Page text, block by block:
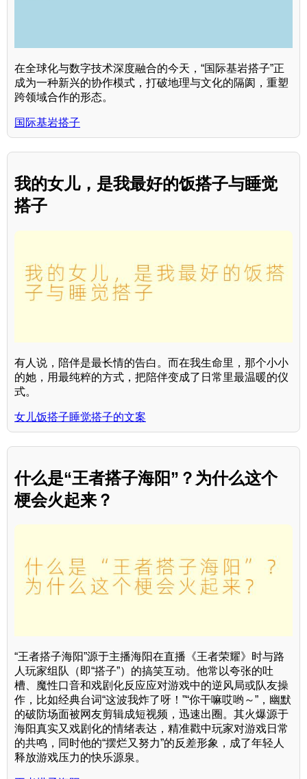
在全球化与数字技术深度融合的今天，“国际基岩搭子”正
成为一种新兴的协作模式，打破地理与文化的隔阂，重塑
跨领域合作的形态。
国际基岩搭子
我的女儿，是我最好的饭搭子与睡觉
搭子
有人说，陪伴是最长情的告白。而在我生命里，那个小小
的她，用最纯粹的方式，把陪伴变成了日常里最温暖的仪
式。
女儿饭搭子睡觉搭子的文案
什么是“王者搭子海阳”？为什么这个
梗会火起来？
“王者搭子海阳”源于主播海阳在直播《王者荣耀》时与路
人玩家组队（即“搭子”）的搞笑互动。他常以夸张的吐
槽、魔性口音和戏剧化反应应对游戏中的逆风局或队友操
作，比如经典台词“这波我炸了呀！”“你干嘛哎哟～”，幽默
的破防场面被网友剪辑成短视频，迅速出圈。其火爆源于
海阳真实又戏剧化的情绪表达，精准戳中玩家对游戏日常
的共鸣，同时他的“摆烂又努力”的反差形象，成了年轻人
释放游戏压力的快乐源泉。